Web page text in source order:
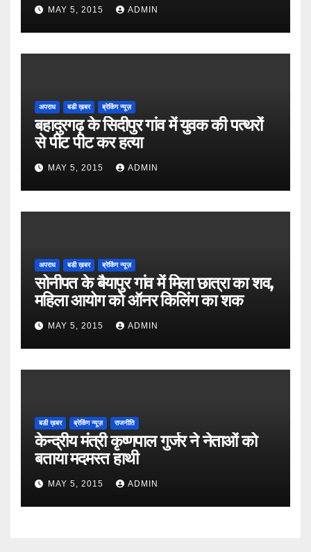
MAY 5, 2015 ADMIN
अपराध बडी ख़बर ब्रेकिंग न्यूज़
बहादुरगढ़ के सिदीपुर गांव में युवक की पत्थरों
से पीट पीट कर हत्या
MAY 5, 2015 ADMIN
अपराध बडी ख़बर ब्रेकिंग न्यूज़
सोनीपत के बैयापुर गांव में मिला छात्रा का शव,
महिला आयोग को ऑनर किलिंग का शक
MAY 5, 2015 ADMIN
बडी ख़बर ब्रेकिंग न्यूज़ राजनीति
केन्द्रीय मंत्री कृष्णपाल गुर्जर ने नेताओं को
बताया मदमस्त हाथी
MAY 5, 2015 ADMIN